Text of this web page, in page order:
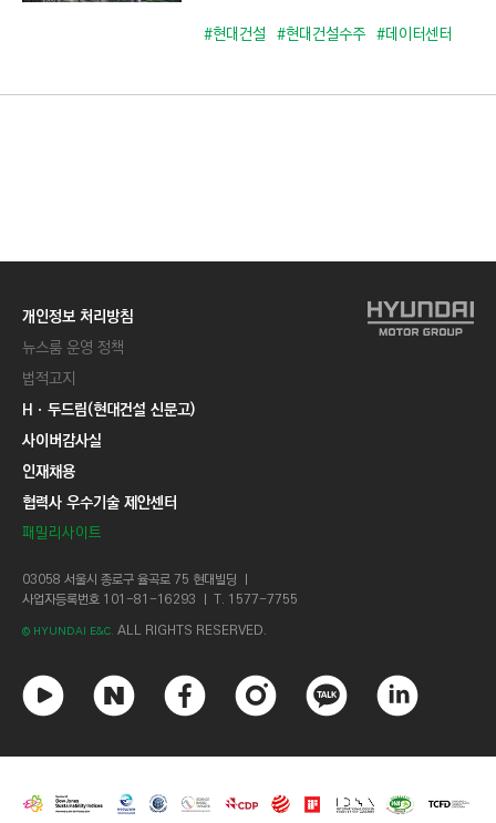
#현대건설 #현대건설수주 #데이터센터
개인정보 처리방침
뉴스룸 운영 정책
법적고지
Hㆍ두드림(현대건설 신문고)
사이버감사실
인재채용
협력사 우수기술 제안센터
패밀리사이트
03058 서울시 종로구 율곡로 75 현대빌딩 ㅣ
사업자등록번호 101-81-16293 ㅣ T. 1577-7755
© HYUNDAI E&C. ALL RIGHTS RESERVED.
튜
브
이
이
스
스
타
카
오
크
드